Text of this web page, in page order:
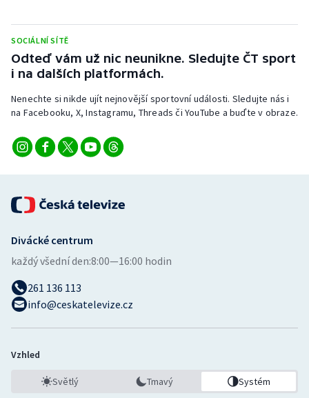
SOCIÁLNÍ SÍTĚ
Odteď vám už nic neunikne. Sledujte ČT sport
i na dalších platformách.
Nenechte si nikde ujít nejnovější sportovní události. Sledujte nás i
na Facebooku, X, Instagramu, Threads či YouTube a buďte v obraze.
Divácké centrum
každý všední den:8:00—16:00 hodin
261 136 113
info@ceskatelevize.cz
Vzhled
Světlý Tmavý Systém